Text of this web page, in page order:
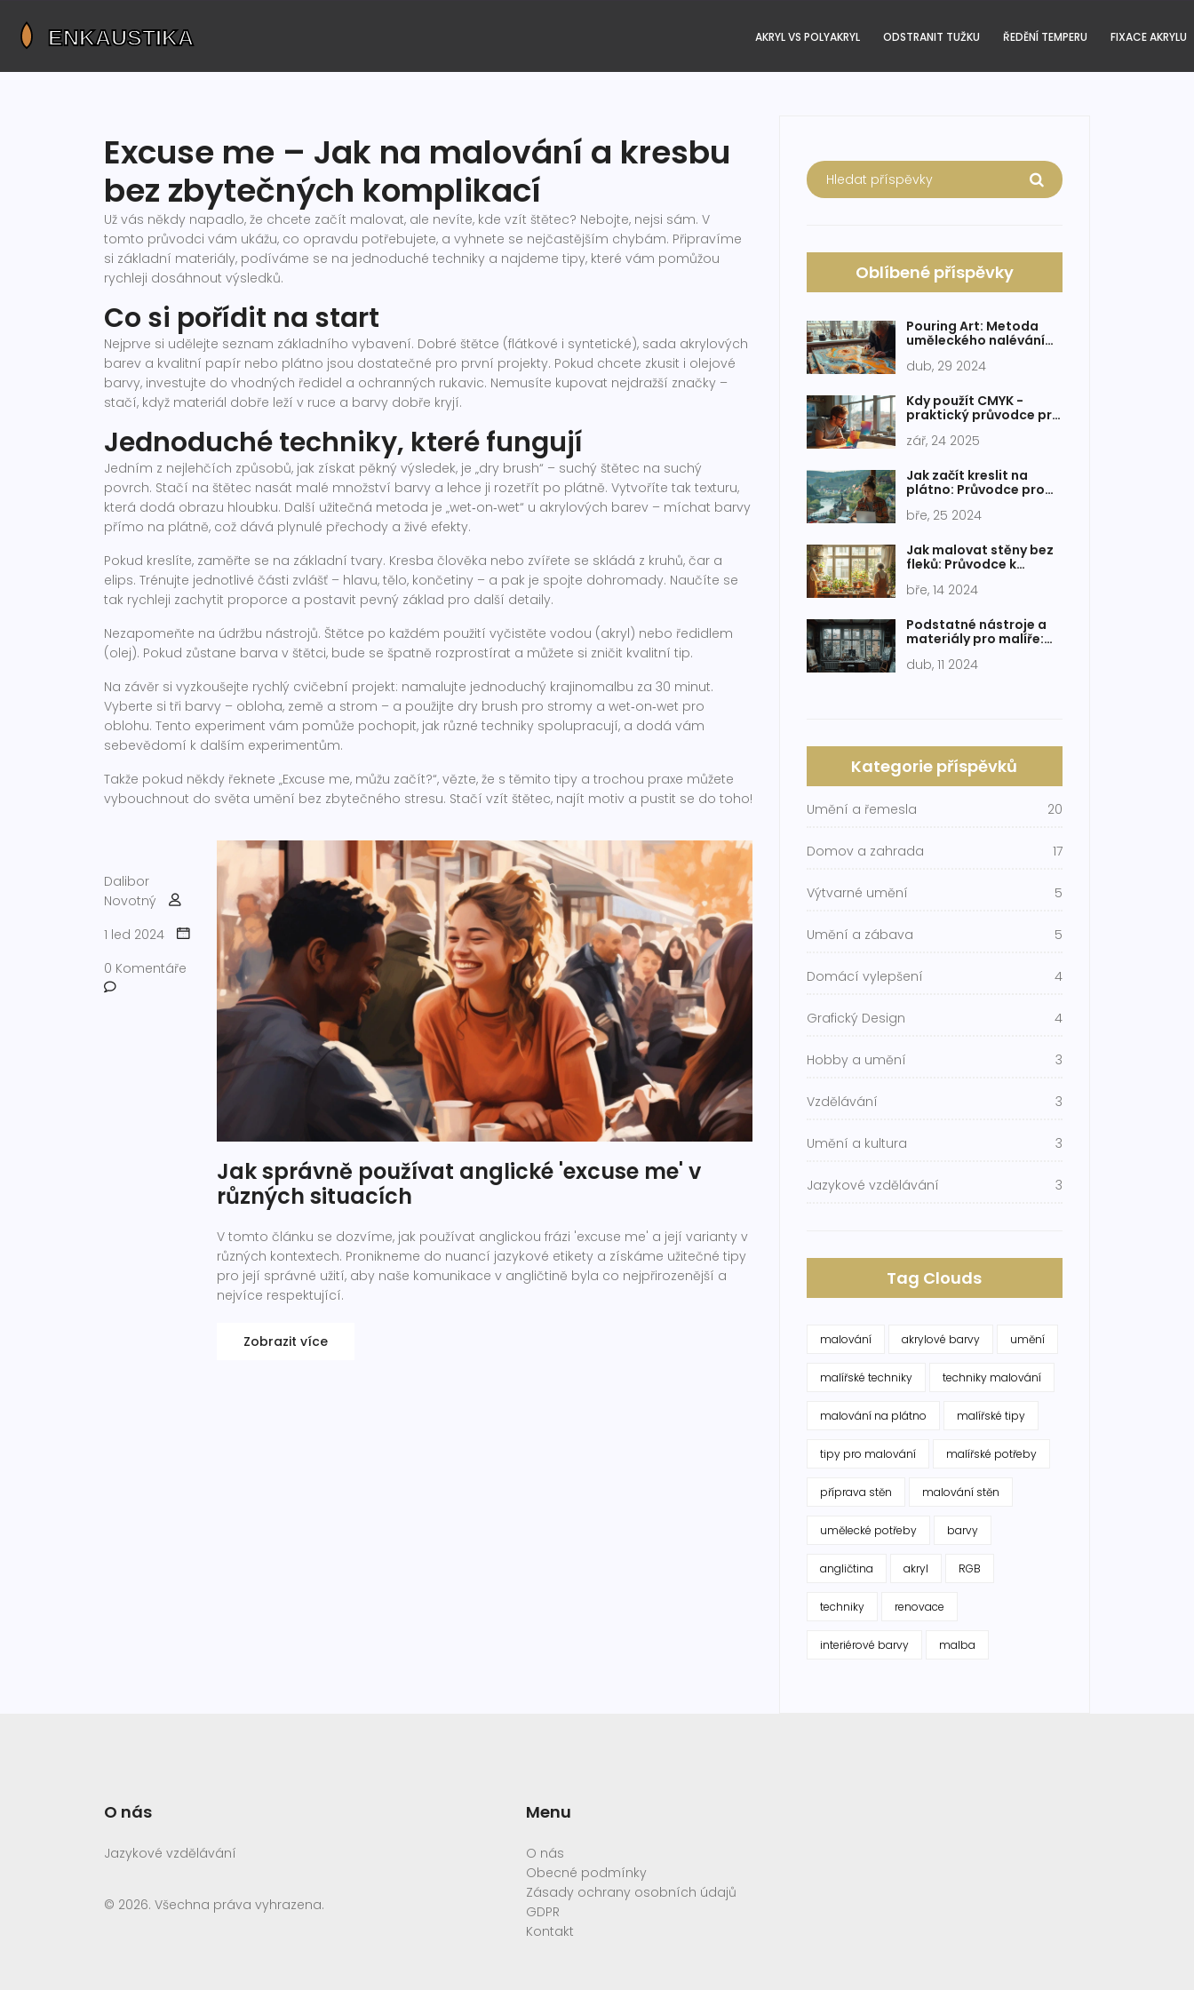
AKRYL VS POLYAKRYL ODSTRANIT TUŽKU ŘEDĚNÍ TEMPERU FIXACE AKRYLU
Excuse me – Jak na malování a kresbu
bez zbytečných komplikací
Už vás někdy napadlo, že chcete začít malovat, ale nevíte, kde vzít štětec? Nebojte, nejsi sám. V
tomto průvodci vám ukážu, co opravdu potřebujete, a vyhnete se nejčastějším chybám. Připravíme
si základní materiály, podíváme se na jednoduché techniky a najdeme tipy, které vám pomůžou
rychleji dosáhnout výsledků.
Co si pořídit na start
Nejprve si udělejte seznam základního vybavení. Dobré štětce (flátkové i syntetické), sada akrylových
barev a kvalitní papír nebo plátno jsou dostatečné pro první projekty. Pokud chcete zkusit i olejové
barvy, investujte do vhodných ředidel a ochranných rukavic. Nemusíte kupovat nejdražší značky –
stačí, když materiál dobře leží v ruce a barvy dobře kryjí.
Jednoduché techniky, které fungují
Jedním z nejlehčích způsobů, jak získat pěkný výsledek, je „dry brush“ – suchý štětec na suchý
povrch. Stačí na štětec nasát malé množství barvy a lehce ji rozetřít po plátně. Vytvoříte tak texturu,
která dodá obrazu hloubku. Další užitečná metoda je „wet‑on‑wet“ u akrylových barev – míchat barvy
přímo na plátně, což dává plynulé přechody a živé efekty.
Pokud kreslíte, zaměřte se na základní tvary. Kresba člověka nebo zvířete se skládá z kruhů, čar a
elips. Trénujte jednotlivé části zvlášť – hlavu, tělo, končetiny – a pak je spojte dohromady. Naučíte se
tak rychleji zachytit proporce a postavit pevný základ pro další detaily.
Nezapomeňte na údržbu nástrojů. Štětce po každém použití vyčistěte vodou (akryl) nebo ředidlem
(olej). Pokud zůstane barva v štětci, bude se špatně rozprostírat a můžete si zničit kvalitní tip.
Na závěr si vyzkoušejte rychlý cvičební projekt: namalujte jednoduchý krajinomalbu za 30 minut.
Vyberte si tři barvy – obloha, země a strom – a použijte dry brush pro stromy a wet‑on‑wet pro
oblohu. Tento experiment vám pomůže pochopit, jak různé techniky spolupracují, a dodá vám
sebevědomí k dalším experimentům.
Takže pokud někdy řeknete „Excuse me, můžu začít?“, vězte, že s těmito tipy a trochou praxe můžete
vybouchnout do světa umění bez zbytečného stresu. Stačí vzít štětec, najít motiv a pustit se do toho!
Dalibor
Novotný
1 led 2024
0 Komentáře
Jak správně používat anglické 'excuse me' v
různých situacích
V tomto článku se dozvíme, jak používat anglickou frázi 'excuse me' a její varianty v
různých kontextech. Pronikneme do nuancí jazykové etikety a získáme užitečné tipy
pro její správné užití, aby naše komunikace v angličtině byla co nejpřirozenější a
nejvíce respektující.
Zobrazit více
Oblíbené příspěvky
Pouring Art: Metoda
uměleckého nalévání
dub, 29 2024
Kdy použít CMYK -
praktický průvodce pro
zář, 24 2025
Jak začít kreslit na
plátno: Průvodce pro
bře, 25 2024
Jak malovat stěny bez
fleků: Průvodce k
bře, 14 2024
Podstatné nástroje a
materiály pro malíře:
opomenout
dub, 11 2024
Kategorie příspěvků
Umění a řemesla 20
Domov a zahrada 17
Výtvarné umění 5
Umění a zábava 5
Domácí vylepšení 4
Grafický Design 4
Hobby a umění 3
Vzdělávání 3
Umění a kultura 3
Jazykové vzdělávání 3
Tag Clouds
malování akrylové barvy umění
malířské techniky techniky malování
malování na plátno malířské tipy
tipy pro malování malířské potřeby
příprava stěn malování stěn
umělecké potřeby barvy
angličtina akryl RGB
techniky renovace
interiérové barvy malba
O nás
Jazykové vzdělávání
© 2026. Všechna práva vyhrazena.
Menu
O nás
Obecné podmínky
Zásady ochrany osobních údajů
GDPR
Kontakt